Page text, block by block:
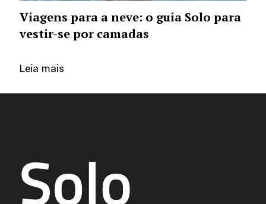
Viagens para a neve: o guia Solo para
vestir-se por camadas
Leia mais